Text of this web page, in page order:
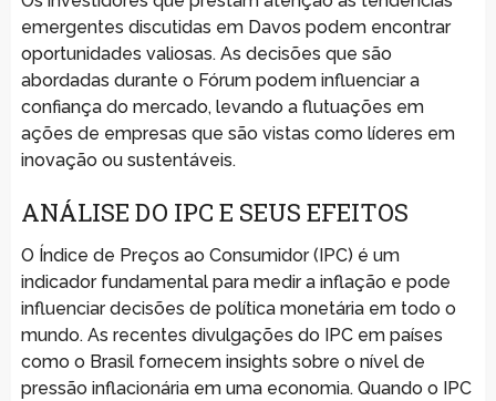
emergentes discutidas em Davos podem encontrar
oportunidades valiosas. As decisões que são
abordadas durante o Fórum podem influenciar a
confiança do mercado, levando a flutuações em
ações de empresas que são vistas como líderes em
inovação ou sustentáveis.
ANÁLISE DO IPC E SEUS EFEITOS
O Índice de Preços ao Consumidor (IPC) é um
indicador fundamental para medir a inflação e pode
influenciar decisões de política monetária em todo o
mundo. As recentes divulgações do IPC em países
como o Brasil fornecem insights sobre o nível de
pressão inflacionária em uma economia. Quando o IPC